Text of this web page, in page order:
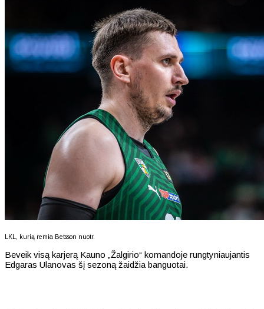
LKL, kurią remia Betsson nuotr.
Beveik visą karjerą Kauno „Žalgirio“ komandoje rungtyniaujantis
Edgaras Ulanovas šį sezoną žaidžia banguotai.